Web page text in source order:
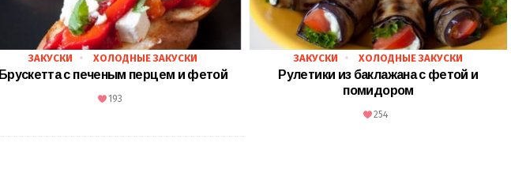
ЗАКУСКИ ХОЛОДНЫЕ ЗАКУСКИ
Брускетта с печеным перцем и фетой
193
ЗАКУСКИ ХОЛОДНЫЕ ЗАКУСКИ
Рулетики из баклажана с фетой и
помидором
254